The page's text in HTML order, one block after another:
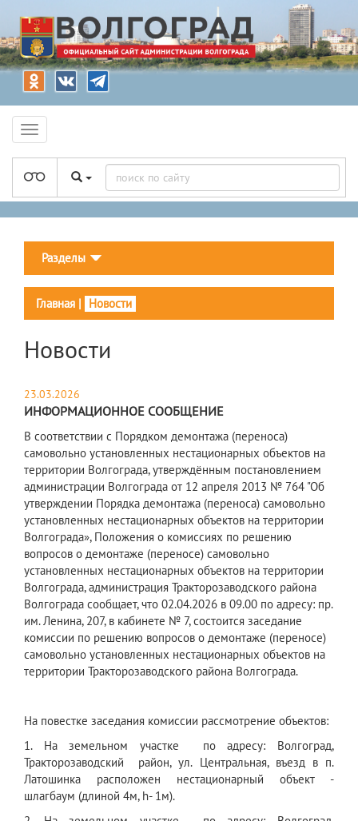
Разделы
Главная | Новости
Новости
23.03.2026
ИНФОРМАЦИОННОЕ СООБЩЕНИЕ
В соответствии с Порядком демонтажа (переноса)
самовольно установленных нестационарных объектов на
территории Волгограда, утверждённым постановлением
администрации Волгограда от 12 апреля 2013 № 764 "Об
утверждении Порядка демонтажа (переноса) самовольно
установленных нестационарных объектов на территории
Волгограда», Положения о комиссиях по решению
вопросов о демонтаже (переносе) самовольно
установленных нестационарных объектов на территории
Волгограда, администрация Тракторозаводского района
Волгограда сообщает, что 02.04.2026 в 09.00 по адресу: пр.
им. Ленина, 207, в кабинете № 7, состоится заседание
комиссии по решению вопросов о демонтаже (переносе)
самовольно установленных нестационарных объектов на
территории Тракторозаводского района Волгограда.
На повестке заседания комиссии рассмотрение объектов:
1. На земельном участке по адресу: Волгоград,
Тракторозаводский район, ул. Центральная, въезд в п.
Латошинка расположен нестационарный объект -
шлагбаум (длиной 4м, h- 1м).